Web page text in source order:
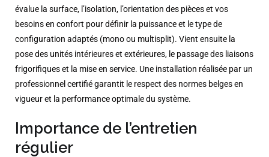
évalue la surface, l’isolation, l’orientation des pièces et vos
besoins en confort pour définir la puissance et le type de
configuration adaptés (mono ou multisplit). Vient ensuite la
pose des unités intérieures et extérieures, le passage des liaisons
frigorifiques et la mise en service. Une installation réalisée par un
professionnel certifié garantit le respect des normes belges en
vigueur et la performance optimale du système.
Importance de l’entretien
régulier